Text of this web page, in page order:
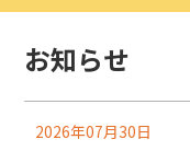
お知らせ
2026年07月30日